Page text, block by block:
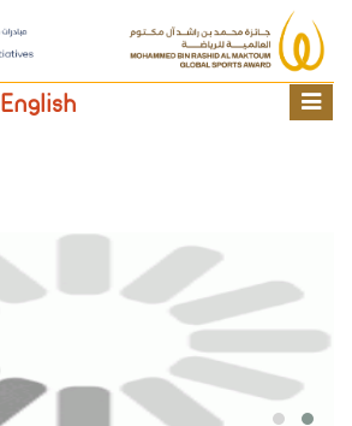
English